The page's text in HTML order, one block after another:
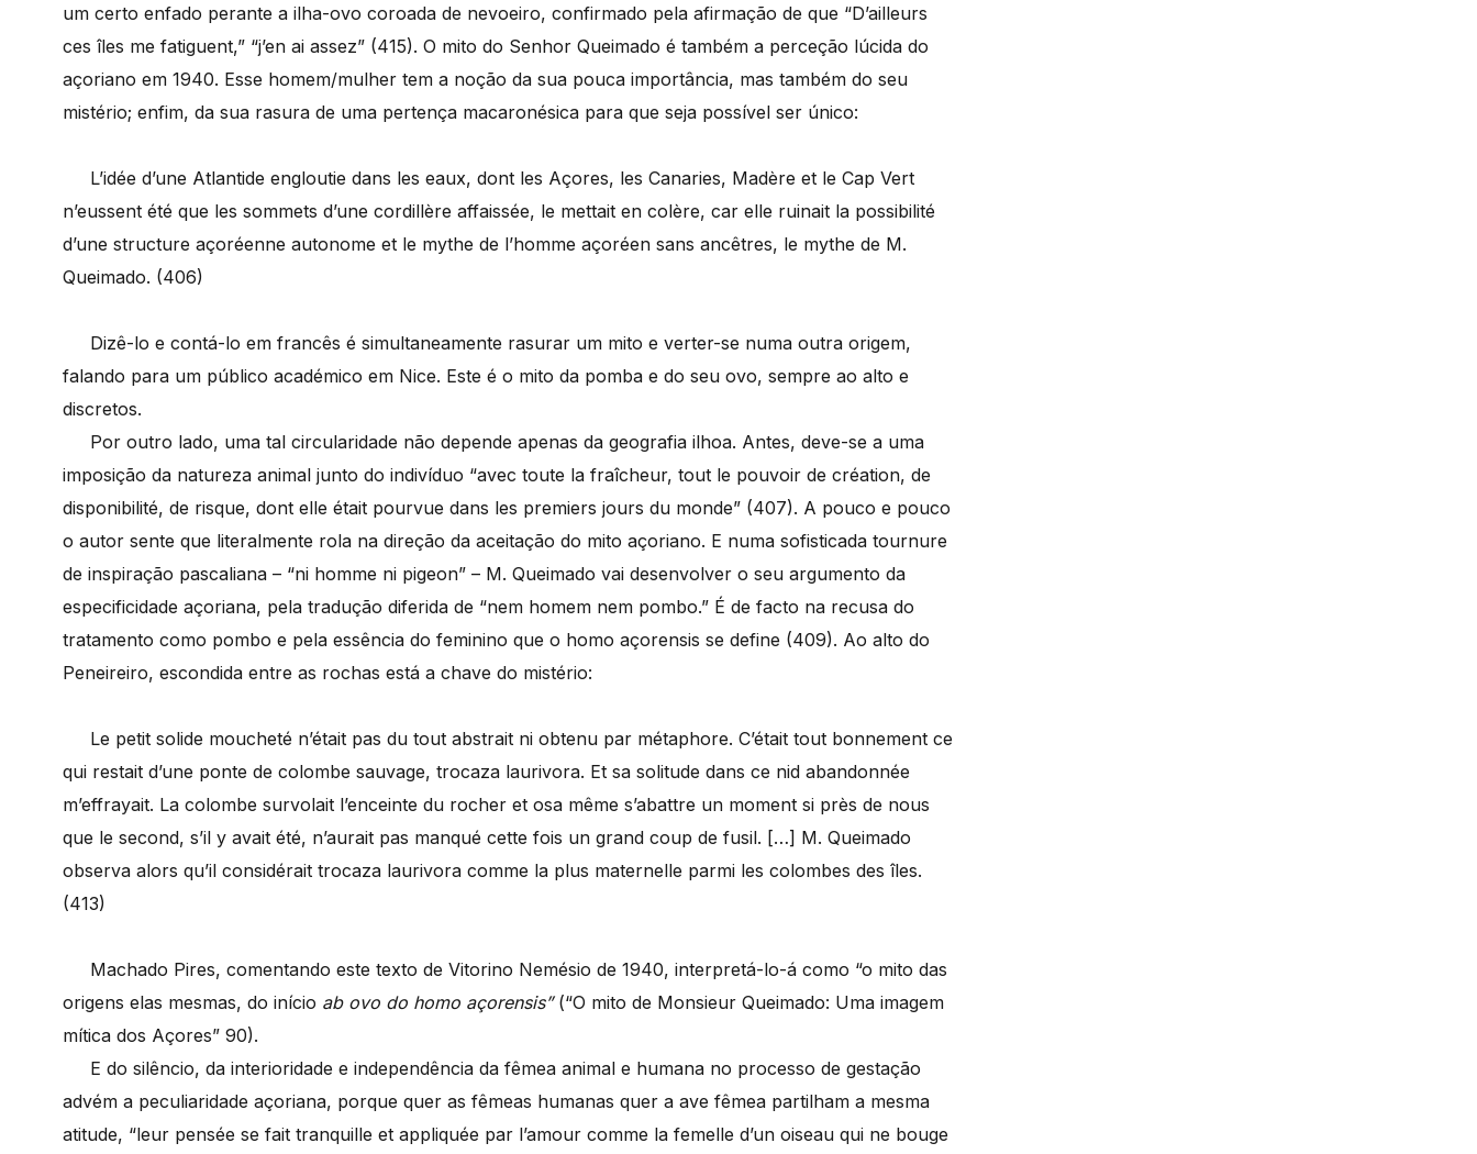
um certo enfado perante a ilha-ovo coroada de nevoeiro, confirmado pela afirmação de que “D’ailleurs
ces îles me fatiguent,” “j’en ai assez” (415). O mito do Senhor Queimado é também a perceção lúcida do
açoriano em 1940. Esse homem/mulher tem a noção da sua pouca importância, mas também do seu
mistério; enfim, da sua rasura de uma pertença macaronésica para que seja possível ser único:
L’idée d’une Atlantide engloutie dans les eaux, dont les Açores, les Canaries, Madère et le Cap Vert
n’eussent été que les sommets d’une cordillère affaissée, le mettait en colère, car elle ruinait la possibilité
d’une structure açoréenne autonome et le mythe de l’homme açoréen sans ancêtres, le mythe de M.
Queimado. (406)
Dizê-lo e contá-lo em francês é simultaneamente rasurar um mito e verter-se numa outra origem,
falando para um público académico em Nice. Este é o mito da pomba e do seu ovo, sempre ao alto e
discretos.
Por outro lado, uma tal circularidade não depende apenas da geografia ilhoa. Antes, deve-se a uma
imposição da natureza animal junto do indivíduo “avec toute la fraîcheur, tout le pouvoir de création, de
disponibilité, de risque, dont elle était pourvue dans les premiers jours du monde” (407). A pouco e pouco
o autor sente que literalmente rola na direção da aceitação do mito açoriano. E numa sofisticada tournure
de inspiração pascaliana – “ni homme ni pigeon” – M. Queimado vai desenvolver o seu argumento da
especificidade açoriana, pela tradução diferida de “nem homem nem pombo.” É de facto na recusa do
tratamento como pombo e pela essência do feminino que o homo açorensis se define (409). Ao alto do
Peneireiro, escondida entre as rochas está a chave do mistério:
Le petit solide moucheté n’était pas du tout abstrait ni obtenu par métaphore. C’était tout bonnement ce
qui restait d’une ponte de colombe sauvage, trocaza laurivora. Et sa solitude dans ce nid abandonnée
m’effrayait. La colombe survolait l’enceinte du rocher et osa même s’abattre un moment si près de nous
que le second, s’il y avait été, n’aurait pas manqué cette fois un grand coup de fusil. […] M. Queimado
observa alors qu’il considérait trocaza laurivora comme la plus maternelle parmi les colombes des îles.
(413)
Machado Pires, comentando este texto de Vitorino Nemésio de 1940, interpretá-lo-á como “o mito das
origens elas mesmas, do início ab ovo do homo açorensis”(“O mito de Monsieur Queimado: Uma imagem
mítica dos Açores” 90).
E do silêncio, da interioridade e independência da fêmea animal e humana no processo de gestação
advém a peculiaridade açoriana, porque quer as fêmeas humanas quer a ave fêmea partilham a mesma
atitude, “leur pensée se fait tranquille et appliquée par l’amour comme la femelle d’un oiseau qui ne bouge